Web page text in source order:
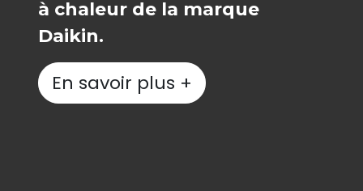
à chaleur de la marque
Daikin.
En savoir plus +